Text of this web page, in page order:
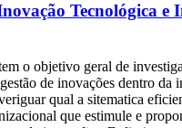
Tecnológica e
o objetivo geral de
de inovações dentro da
qual a sitematica
que estimule e